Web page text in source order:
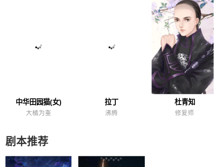
中华田园猫(女)
大橘为重
拉丁
沸腾
杜青知
修复师
剧本推荐